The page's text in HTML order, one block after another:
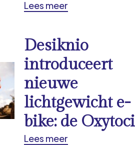
Lees meer
Desiknio
introduceert
nieuwe
lichtgewicht e-
bike: de
Lees meer